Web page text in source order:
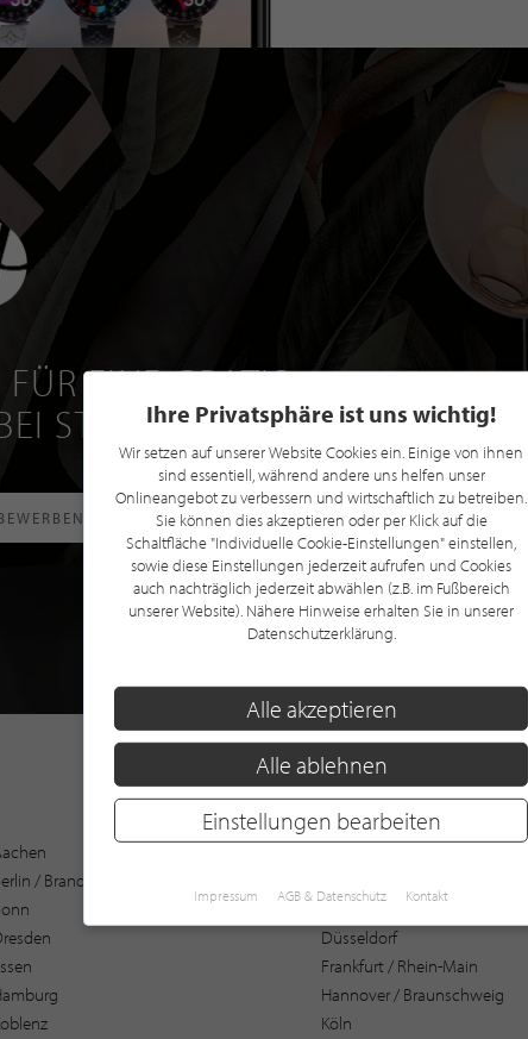
EINE GRATIS
STILPUNKTE®
/ Brandenburg
Düsseldorf
Frankfurt / Rhein-Main
Hannover / Braunschweig
Köln
Ihre Privatsphäre ist uns wichtig!
Wir setzen auf unserer Website Cookies ein. Einige von ihnen
sind essentiell, während andere uns helfen unser
Onlineangebot zu verbessern und wirtschaftlich zu betreiben.
Sie können dies akzeptieren oder per Klick auf die
Schaltfläche "Individuelle Cookie-Einstellungen" einstellen,
sowie diese Einstellungen jederzeit aufrufen und Cookies
auch nachträglich jederzeit abwählen (z.B. im Fußbereich
unserer Website). Nähere Hinweise erhalten Sie in unserer
Datenschutzerklärung.
Alle akzeptieren
Alle ablehnen
Einstellungen bearbeiten
Impressum AGB & Datenschutz Kontakt